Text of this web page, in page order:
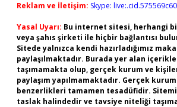
Reklam ve İletişim: Skype:
Yasal Uyarı: Bu internet sitesi, herhangi
veya şahıs şirketi ile hiçbir bağlantısı
Sitede yalnızca kendi hazırladığımız
paylaşılmaktadır. Burada yer alan
taşımamakta olup, gerçek kurum ve
paylaşım yapılmamaktadır. Gerçek
benzerlikleri tamamen tesadüfidir.
taslak halindedir ve tavsiye niteliği